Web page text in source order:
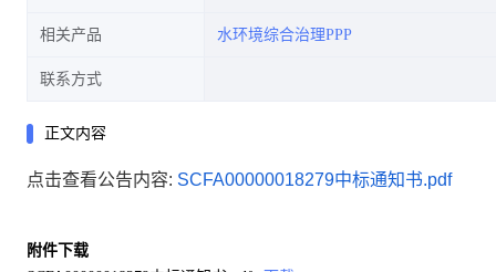
相关产品 水环境综合治理PPP
联系方式
正文内容
点击查看公告内容: SCFA00000018279中标通知书.pdf
附件下载